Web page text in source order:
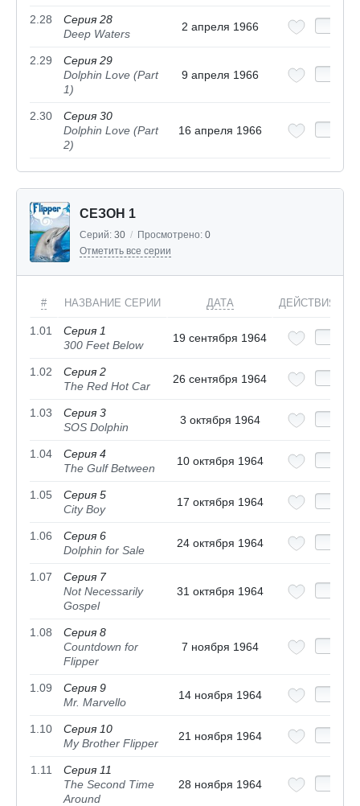
2.28
Серия 28
Deep Waters
2 апреля 1966
2.29
Серия 29
Dolphin Love (Part
1)
9 апреля 1966
2.30
Серия 30
Dolphin Love (Part
2)
16 апреля 1966
СЕЗОН 1
Серий: 30 / Просмотрено: 0
Отметить все серии
# НАЗВАНИЕ СЕРИИ ДАТА ДЕЙСТВИЯ
1.01
Серия 1
300 Feet Below
19 сентября 1964
1.02
Серия 2
The Red Hot Car
26 сентября 1964
1.03
Серия 3
SOS Dolphin
3 октября 1964
1.04
Серия 4
The Gulf Between
10 октября 1964
1.05
Серия 5
City Boy
17 октября 1964
1.06
Серия 6
Dolphin for Sale
24 октября 1964
1.07
Серия 7
Not Necessarily
Gospel
31 октября 1964
1.08
Серия 8
Countdown for
Flipper
7 ноября 1964
1.09
Серия 9
Mr. Marvello
14 ноября 1964
1.10
Серия 10
My Brother Flipper
21 ноября 1964
1.11
Серия 11
The Second Time
Around
28 ноября 1964